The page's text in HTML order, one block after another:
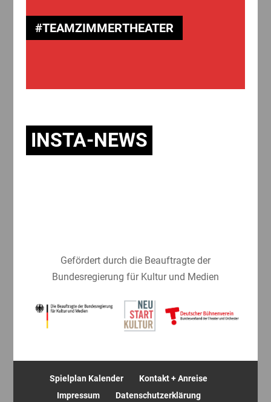
#TEAMZIMMERTHEATER
INSTA-NEWS
Gefördert durch die Beauftragte der
Bundesregierung für Kultur und Medien
Spielplan Kalender
Kontakt + Anreise
Impressum
Datenschutzerklärung